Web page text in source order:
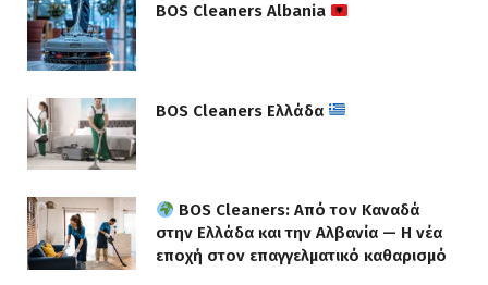
BOS Cleaners Albania
BOS Cleaners Ελλάδα
BOS Cleaners: Από τον Καναδά
στην Ελλάδα και την Αλβανία — Η νέα
εποχή στον επαγγελματικό καθαρισμό